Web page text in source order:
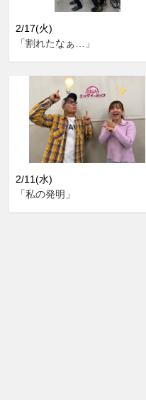
2/17(火)
「割れたなぁ…」
2/11(水)
「私の発明」